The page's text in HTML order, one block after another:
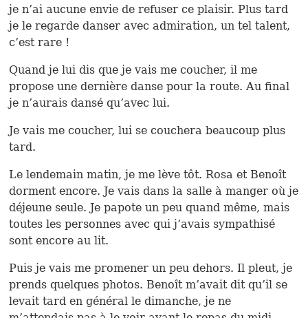
je n’ai aucune envie de refuser ce plaisir. Plus tard
je le regarde danser avec admiration, un tel talent,
c’est rare !
Quand je lui dis que je vais me coucher, il me
propose une dernière danse pour la route. Au final
je n’aurais dansé qu’avec lui.
Je vais me coucher, lui se couchera beaucoup plus
tard.
Le lendemain matin, je me lève tôt. Rosa et Benoît
dorment encore. Je vais dans la salle à manger où je
déjeune seule. Je papote un peu quand même, mais
toutes les personnes avec qui j’avais sympathisé
sont encore au lit.
Puis je vais me promener un peu dehors. Il pleut, je
prends quelques photos. Benoît m’avait dit qu’il se
levait tard en général le dimanche, je ne